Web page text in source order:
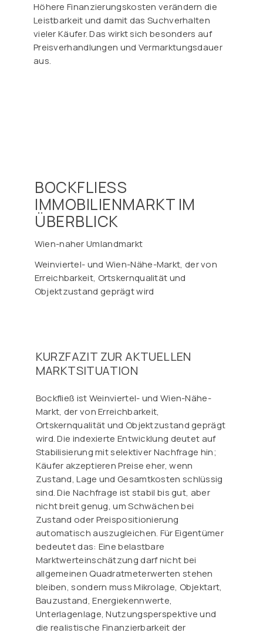
Höhere Finanzierungskosten verändern die
Leistbarkeit und damit das Suchverhalten
vieler Käufer. Das wirkt sich besonders auf
Preisverhandlungen und Vermarktungsdauer
aus.
BOCKFLIESS
IMMOBILIENMARKT IM
ÜBERBLICK
Wien-naher Umlandmarkt
Weinviertel- und Wien-Nähe-Markt, der von
Erreichbarkeit, Ortskernqualität und
Objektzustand geprägt wird
KURZFAZIT ZUR AKTUELLEN
MARKTSITUATION
Bockfließ ist Weinviertel- und Wien-Nähe-
Markt, der von Erreichbarkeit,
Ortskernqualität und Objektzustand geprägt
wird. Die indexierte Entwicklung deutet auf
Stabilisierung mit selektiver Nachfrage hin;
Käufer akzeptieren Preise eher, wenn
Zustand, Lage und Gesamtkosten schlüssig
sind. Die Nachfrage ist stabil bis gut, aber
nicht breit genug, um Schwächen bei
Zustand oder Preispositionierung
automatisch auszugleichen. Für Eigentümer
bedeutet das: Eine belastbare
Marktwerteinschätzung darf nicht bei
allgemeinen Quadratmeterwerten stehen
bleiben, sondern muss Mikrolage, Objektart,
Bauzustand, Energiekennwerte,
Unterlagenlage, Nutzungsperspektive und
die realistische Finanzierbarkeit der